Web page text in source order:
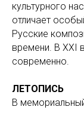
культурного
отличает
Русские
времени. В XXI
современно.
ЛЕТОПИСЬ
В